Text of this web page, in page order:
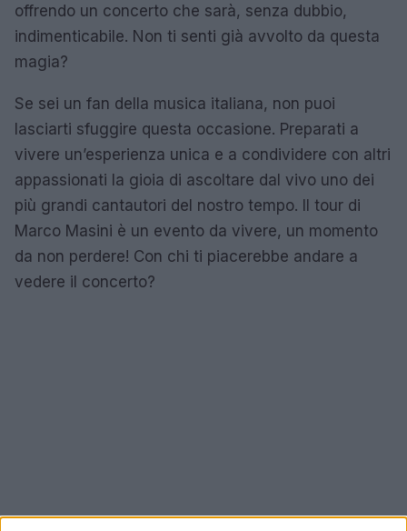
offrendo un concerto che sarà, senza dubbio,
indimenticabile. Non ti senti già avvolto da questa
magia?
Se sei un fan della musica italiana, non puoi
lasciarti sfuggire questa occasione. Preparati a
vivere un’esperienza unica e a condividere con altri
appassionati la gioia di ascoltare dal vivo uno dei
più grandi cantautori del nostro tempo. Il tour di
Marco Masini è un evento da vivere, un momento
da non perdere! Con chi ti piacerebbe andare a
vedere il concerto?